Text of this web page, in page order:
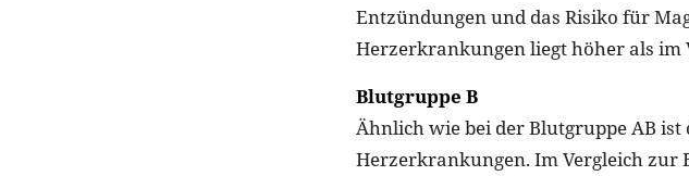
Entzündungen und das Risiko für
Herzerkrankungen liegt höher als im
Blutgruppe B
Ähnlich wie bei der Blutgruppe AB
Herzerkrankungen. Im Vergleich zur